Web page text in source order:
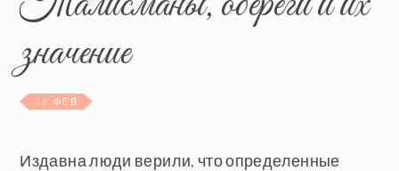
значение
18 ФЕВ
Издавна люди верили, что определенные